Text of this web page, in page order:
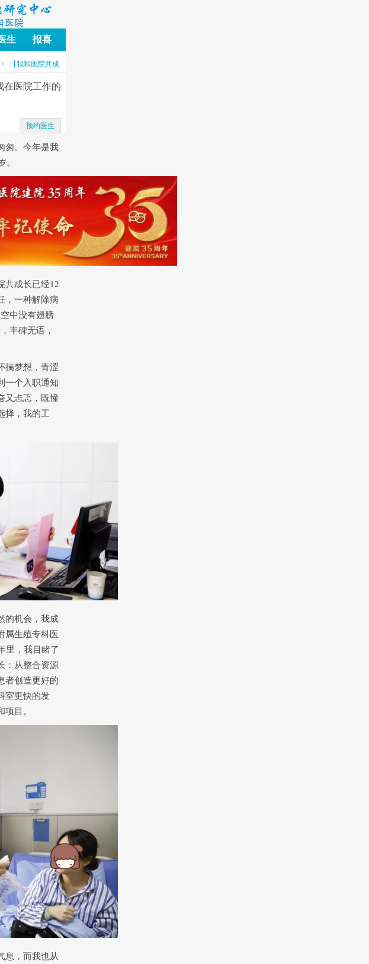
中心附
生 报喜
>
【我和医院共成
在医院工作的
预约医生
匆。今年是我
。
共成长已经12
，一种解除病
中没有翅膀
丰碑无语，
揣梦想，青涩
一个入职通知
又忐忑，既憧
择，我的工
的机会，我成
属生殖专科医
里，我目睹了
：从整合资源
者创造更好的
室更快的发
目。
息，而我也从